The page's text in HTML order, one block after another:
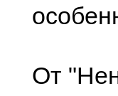
От